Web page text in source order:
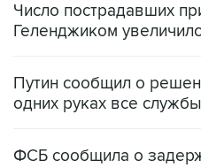
Число пострадавших
Геленджиком
Путин сообщил о
одних руках все
ФСБ сообщила о